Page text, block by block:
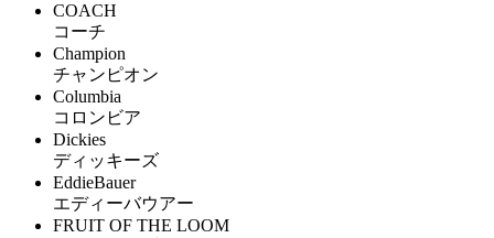
COACH
コーチ
Champion
チャンピオン
Columbia
コロンビア
Dickies
ディッキーズ
EddieBauer
エディーバウアー
FRUIT OF THE LOOM